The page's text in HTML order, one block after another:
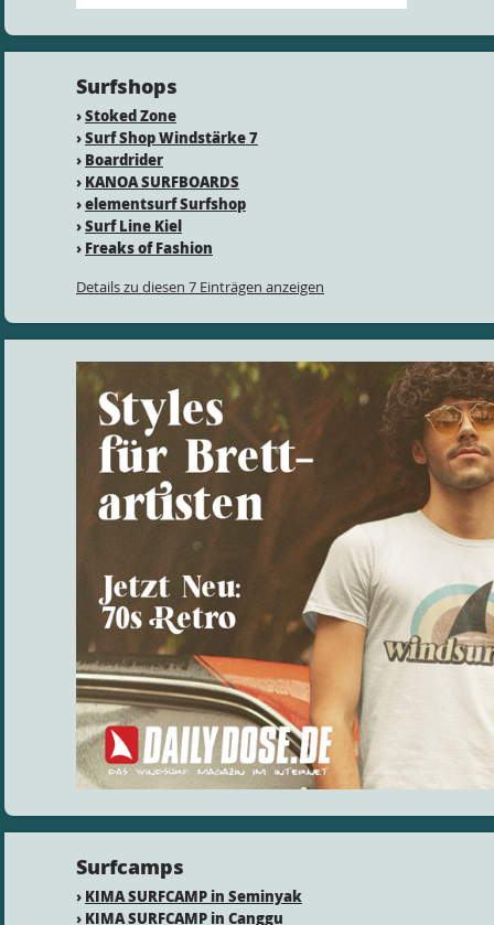
Surfshops
›Stoked Zone
›Surf Shop Windstärke 7
› Boardrider
› KANOA SURFBOARDS
›elementsurf Surfshop
›Surf Line Kiel
› Freaks of Fashion
Details zu diesen 7 Einträgen anzeigen
Surfcamps
› KIMA SURFCAMP in Seminyak
› KIMA SURFCAMP in Canggu